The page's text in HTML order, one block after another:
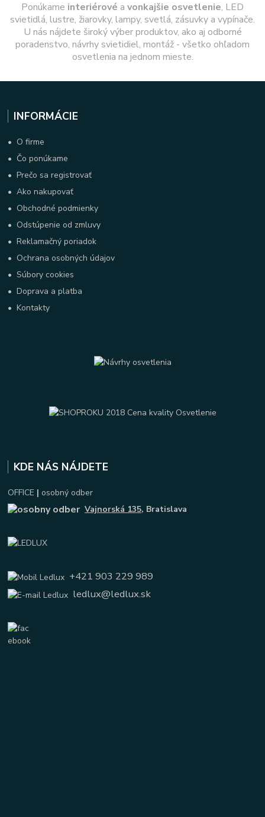
Ponúkame interiérové a vonkajšie osvetlenie, LED
svietidlá, lustre, žiarovky, lampy, svetlá, zásuvky a vypínače.
U nás nájdete široký výber produktov, ako aj odborné
poradenstvo, návrhy svietidiel, montáž - všetko ohľadom
osvetlenia na jednom mieste.
INFORMÁCIE
• O firme
• Čo ponúkame
•Prečo sa registrovať
•Ako nakupovať
• Obchodné podmienky
• Odstúpenie od zmluvy
•Reklamačný poriadok
• Ochrana osobných údajov
•Súbory cookies
•Doprava a platba
•Kontakty
KDE NÁS NÁJDETE
OFFICE | osobný odber
Vajnorská 135, Bratislava
+421 903 229 989
ledlux@ledlux.sk